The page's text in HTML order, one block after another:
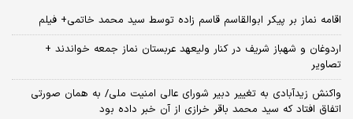
اقامه نماز بر پیکر ابوالقاسم قاسم زاده توسط سید محمد خاتمی+ فیلم
اردوغان و شهباز شریف در کنار ولیعهد عربستان نماز جمعه خواندند +
تصاویر
واکنش زیدآبادی به تغییر دبیر شورای عالی امنیت ملی/ به همان صورتی
اتفاق افتاد که سید محمد باقر خرازی از آن خبر داده بود